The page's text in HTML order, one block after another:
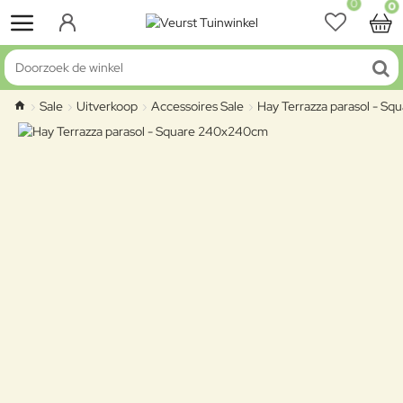
0 0
Doorzoek de winkel
home
Sale Uitverkoop Accessoires Sale Hay Terrazza parasol -